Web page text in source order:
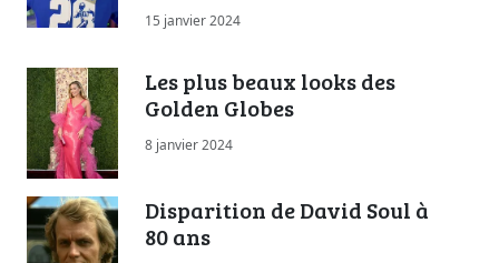
15 janvier 2024
Les plus beaux looks des
Golden Globes
8 janvier 2024
Disparition de David Soul à
80 ans